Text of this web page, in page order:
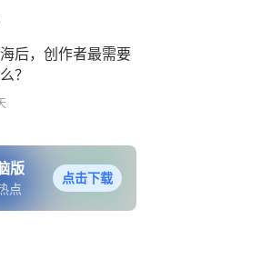
后，创作者最需要
？
版
点
点击下载